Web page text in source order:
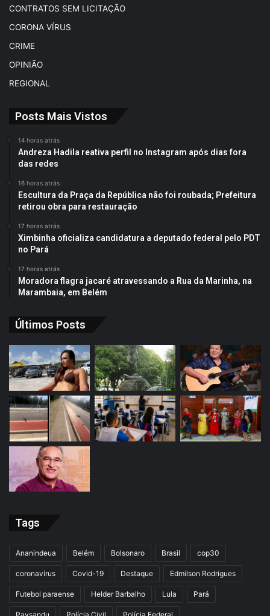
CONTRATOS SEM LICITAÇÃO
CORONA VÍRUS
CRIME
OPINIÃO
REGIONAL
Posts Mais Vistos
14 horas atrás
Andreza Hadila reativa perfil no Instagram após dias fora
das redes
16 horas atrás
Escultura da Praça da República não foi roubada; Prefeitura
retirou obra para restauração
17 horas atrás
Ximbinha oficializa candidatura a deputado federal pelo PDT
no Pará
17 horas atrás
Moradora flagra jacaré atravessando a Rua da Marinha, na
Marambaia, em Belém
Últimos Posts
Tags
Ananindeua Belém Bolsonaro Brasil cop30
coronavírus Covid-19 Destaque Edmilson Rodrigues
Futebol paraense Helder Barbalho Lula Pará